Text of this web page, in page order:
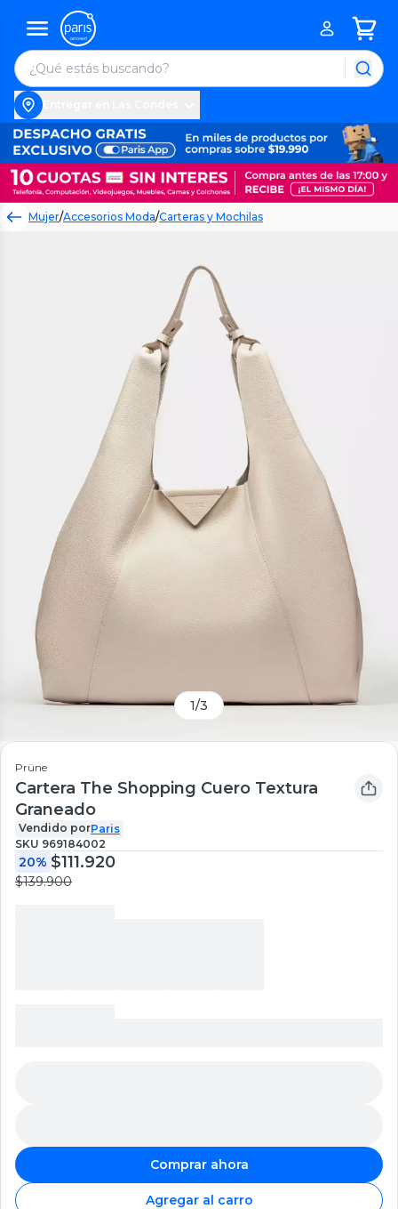
Mujer/Accesorios Moda/Carteras y Mochilas
1/3
Prüne
Cartera The Shopping Cuero Textura
Graneado
Vendido porParis
SKU 969184002
20% $111.920
$139.900
Comprar ahora
Agregar al carro